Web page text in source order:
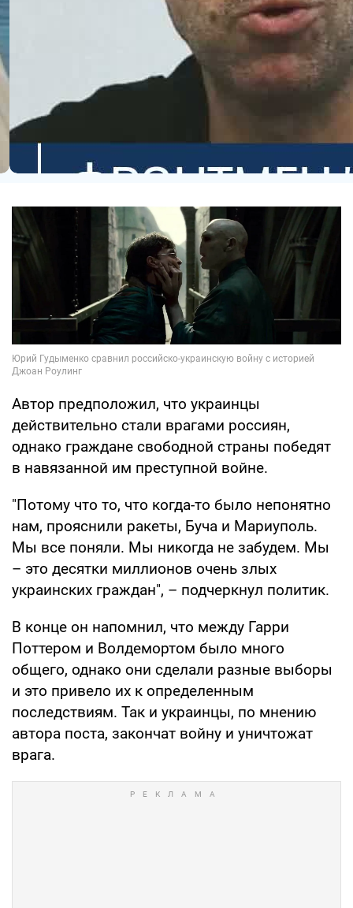
Автор предположил, что украинцы
действительно стали врагами россиян,
однако граждане свободной страны победят
в навязанной им преступной войне.
"Потому что то, что когда-то было непонятно
нам, прояснили ракеты, Буча и Мариуполь.
Мы все поняли. Мы никогда не забудем. Мы
– это десятки миллионов очень злых
украинских граждан", – подчеркнул политик.
В конце он напомнил, что между Гарри
Поттером и Волдемортом было много
общего, однако они сделали разные выборы
и это привело их к определенным
последствиям. Так и украинцы, по мнению
автора поста, закончат войну и уничтожат
врага.